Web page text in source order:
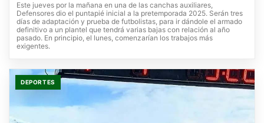
Este jueves por la mañana en una de las canchas auxiliares,
Defensores dio el puntapié inicial a la pretemporada 2025. Serán tres
días de adaptación y prueba de futbolistas, para ir dándole el armado
definitivo a un plantel que tendrá varias bajas con relación al año
pasado. En principio, el lunes, comenzarían los trabajos más
exigentes.
DEPORTES